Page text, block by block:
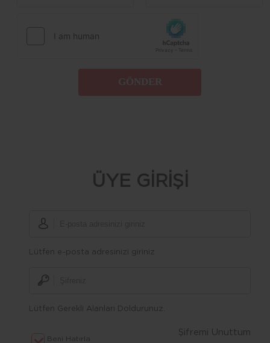
ÜYE GİRİŞİ
Lütfen e-posta adresinizi giriniz
Lütfen Gerekli Alanları Doldurunuz.
Beni Hatırla
Şifremi Unuttum